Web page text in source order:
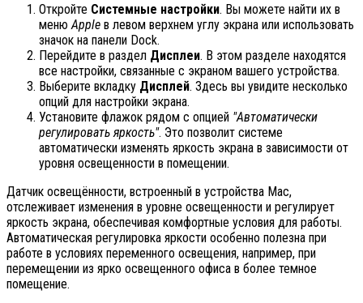
Откройте Системные настройки. Вы можете найти их в
меню Apple в левом верхнем углу экрана или использовать
значок на панели Dock.
Перейдите в раздел Дисплеи. В этом разделе находятся
все настройки, связанные с экраном вашего устройства.
Выберите вкладку Дисплей. Здесь вы увидите несколько
опций для настройки экрана.
Установите флажок рядом с опцией "Автоматически
регулировать яркость". Это позволит системе
автоматически изменять яркость экрана в зависимости от
уровня освещенности в помещении.
Датчик освещённости, встроенный в устройства Mac,
отслеживает изменения в уровне освещенности и регулирует
яркость экрана, обеспечивая комфортные условия для работы.
Автоматическая регулировка яркости особенно полезна при
работе в условиях переменного освещения, например, при
перемещении из ярко освещенного офиса в более темное
помещение.